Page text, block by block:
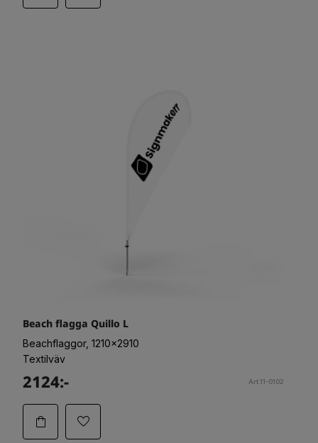
Beach flagga Quillo L
Beachflaggor, 1210x2910
Textilväv
2124:- Art.11-0102